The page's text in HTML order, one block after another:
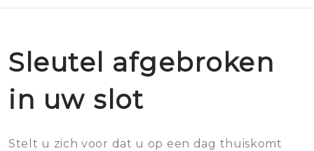
Sleutel afgebroken
in uw slot
Stelt u zich voor dat u op een dag thuiskomt